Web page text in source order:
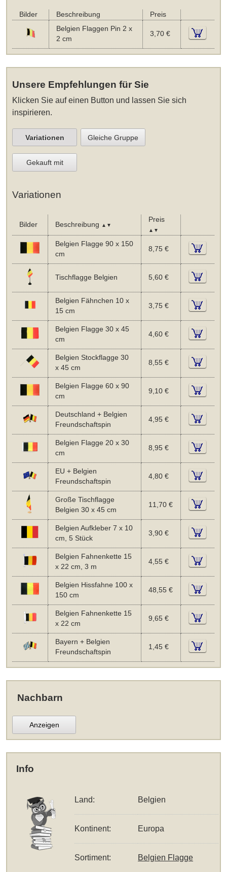
Bilder Beschreibung
Preis
Belgien Flaggen Pin 2 x
2 cm
3,70 €
Unsere Empfehlungen für Sie
Klicken Sie auf einen Button und lassen Sie sich
inspirieren.
Variationen Gleiche Gruppe
Gekauft mit
Variationen
Bilder Beschreibung ▲▼
Preis
▲▼
Belgien Flagge 90 x 150
cm
8,75 €
Tischflagge Belgien 5,60 €
Belgien Fähnchen 10 x
15 cm
3,75 €
Belgien Flagge 30 x 45
cm
4,60 €
Belgien Stockflagge 30
x 45 cm
8,55 €
Belgien Flagge 60 x 90
cm
9,10 €
Deutschland + Belgien
Freundschaftspin
4,95 €
Belgien Flagge 20 x 30
cm
8,95 €
EU + Belgien
Freundschaftspin
4,80 €
Große Tischflagge
Belgien 30 x 45 cm
11,70 €
Belgien Aufkleber 7 x 10
cm, 5 Stück
3,90 €
Belgien Fahnenkette 15
x 22 cm, 3 m
4,55 €
Belgien Hissfahne 100 x
150 cm
48,55 €
Belgien Fahnenkette 15
x 22 cm
9,65 €
Bayern + Belgien
Freundschaftspin
1,45 €
Nachbarn
Anzeigen
Info
Land: Belgien
Kontinent: Europa
Sortiment: Belgien Flagge